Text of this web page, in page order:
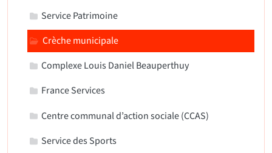
Service Patrimoine
Crèche municipale
Complexe Louis Daniel Beauperthuy
France Services
Centre communal d’action sociale (CCAS)
Service des Sports